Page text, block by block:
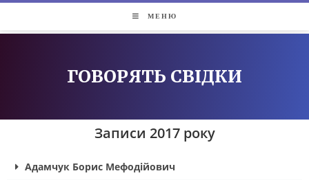
МЕНЮ
ГОВОРЯТЬ СВІДКИ
Записи 2017 року
Адамчук Борис Мефодійович